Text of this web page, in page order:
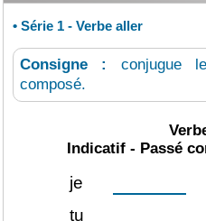
• Série 1 - Verbe aller
Consigne : conjugue
composé.
Indicatif - Passé
je
tu